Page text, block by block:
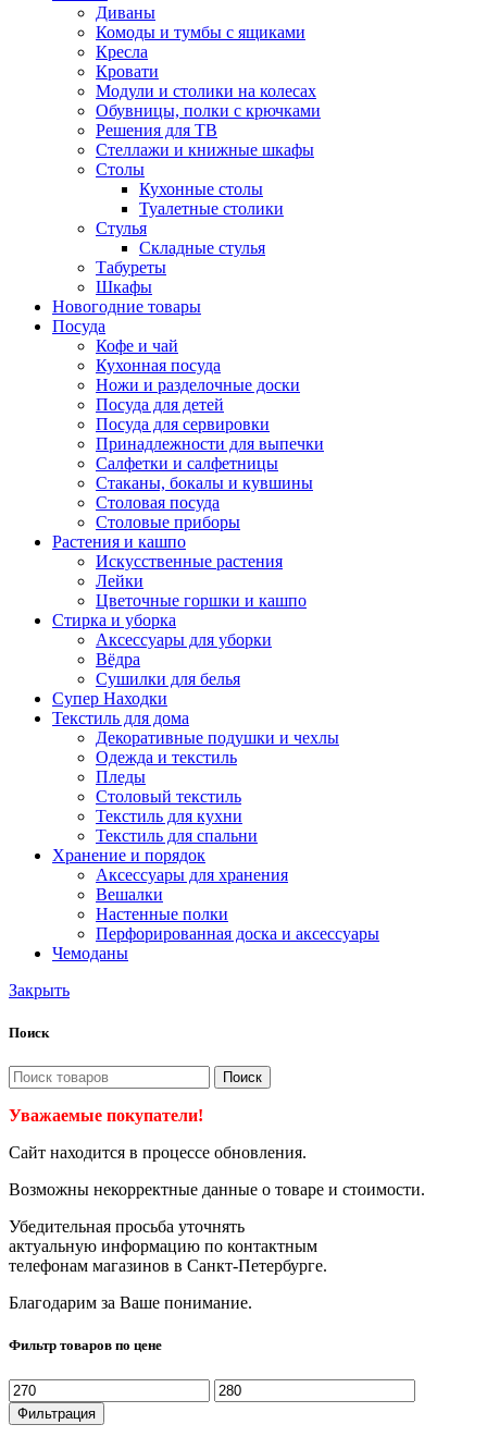
Диваны
Комоды и тумбы с ящиками
Кресла
Кровати
Модули и столики на колесах
Обувницы, полки с крючками
Решения для ТВ
Стеллажи и книжные шкафы
Столы
Кухонные столы
Туалетные столики
Стулья
Складные стулья
Табуреты
Шкафы
Новогодние товары
Посуда
Кофе и чай
Кухонная посуда
Ножи и разделочные доски
Посуда для детей
Посуда для сервировки
Принадлежности для выпечки
Салфетки и салфетницы
Стаканы, бокалы и кувшины
Столовая посуда
Столовые приборы
Растения и кашпо
Искусственные растения
Лейки
Цветочные горшки и кашпо
Стирка и уборка
Аксессуары для уборки
Вёдра
Сушилки для белья
Супер Находки
Текстиль для дома
Декоративные подушки и чехлы
Одежда и текстиль
Пледы
Столовый текстиль
Текстиль для кухни
Текстиль для спальни
Хранение и порядок
Аксессуары для хранения
Вешалки
Настенные полки
Перфорированная доска и аксессуары
Чемоданы
Закрыть
Поиск
Поиск
Уважаемые покупатели!
Сайт находится в процессе обновления.
Возможны некорректные данные о товаре и стоимости.
Убедительная просьба уточнять
актуальную информацию по контактным
телефонам магазинов в Санкт-Петербурге.
Благодарим за Ваше понимание.
Фильтр товаров по цене
Минимальная
цена
Максимальная
цена
Фильтрация